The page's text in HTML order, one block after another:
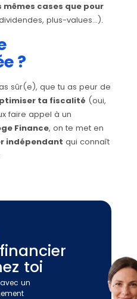
cases que pour
plus-values…).
?
sûr(e), que tu as peur de
ta fiscalité (oui,
faire appel à un
Finance, on te met en
indépendant qui connaît
toi
avec un